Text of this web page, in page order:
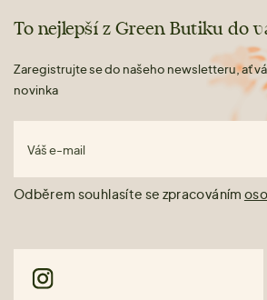
To nejlepší z Green Butiku do
Zaregistrujte se do našeho newsletteru, ať
novinka
Váš e-mail
Odběrem souhlasíte se zpracováním